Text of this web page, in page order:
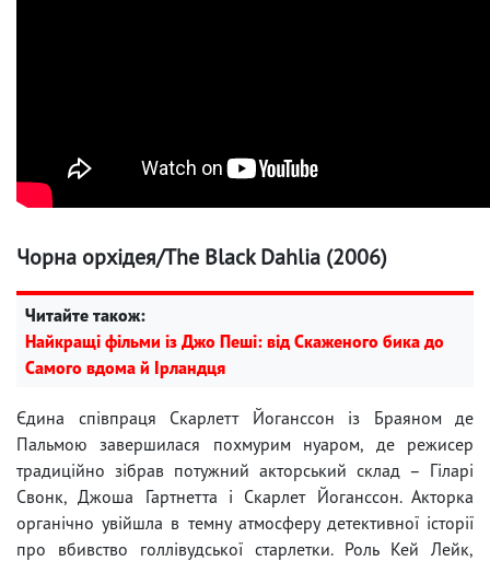
Чорна орхідея/The Black Dahlia (2006)
Читайте також:
Найкращі фільми із Джо Пеші: від Скаженого бика до
Самого вдома й Ірландця
Єдина співпраця Скарлетт Йоганссон із Браяном де
Пальмою завершилася похмурим нуаром, де режисер
традиційно зібрав потужний акторський склад – Гіларі
Свонк, Джоша Гартнетта і Скарлет Йоганссон. Акторка
органічно увійшла в темну атмосферу детективної історії
про вбивство голлівудської старлетки. Роль Кей Лейк,